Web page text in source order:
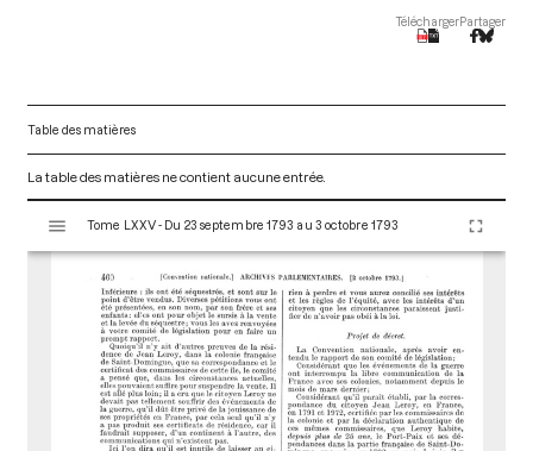
TéléchargerPartager
Table des matières
La table des matières ne contient aucune entrée.
s
Tome LXXV - Du 23 septembre 1793 au 3 octobre 1793